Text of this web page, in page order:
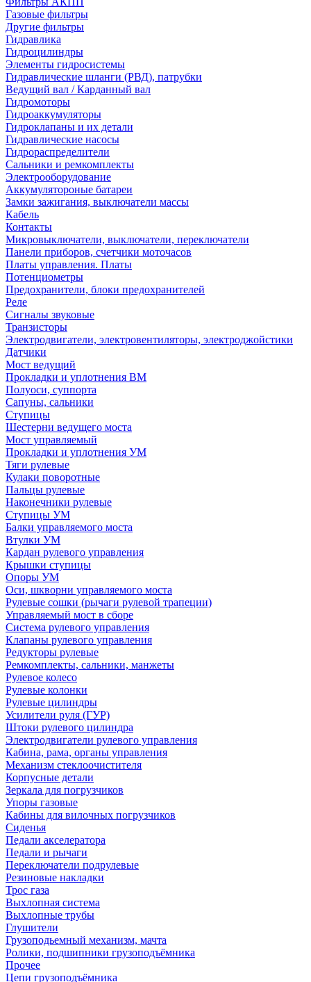
Газовые фильтры
Другие фильтры
Гидравлика
Гидроцилиндры
Элементы гидросистемы
Гидравлические шланги (РВД), патрубки
Ведущий вал / Карданный вал
Гидромоторы
Гидроаккумуляторы
Гидроклапаны и их детали
Гидравлические насосы
Гидрораспределители
Сальники и ремкомплекты
Электрооборудование
Аккумулятороные батареи
Замки зажигания, выключатели массы
Кабель
Контакты
Микровыключатели, выключатели, переключатели
Панели приборов, счетчики моточасов
Платы управления. Платы
Потенциометры
Предохранители, блоки предохранителей
Реле
Сигналы звуковые
Транзисторы
Электродвигатели, электровентиляторы, электроджойстики
Датчики
Мост ведущий
Прокладки и уплотнения ВМ
Полуоси, суппорта
Сапуны, сальники
Ступицы
Шестерни ведущего моста
Мост управляемый
Прокладки и уплотнения УМ
Тяги рулевые
Кулаки поворотные
Пальцы рулевые
Наконечники рулевые
Ступицы УМ
Балки управляемого моста
Втулки УМ
Кардан рулевого управления
Крышки ступицы
Опоры УМ
Оси, шкворни управляемого моста
Рулевые сошки (рычаги рулевой трапеции)
Управляемый мост в сборе
Система рулевого управления
Клапаны рулевого управления
Редукторы рулевые
Ремкомплекты, сальники, манжеты
Рулевое колесо
Рулевые колонки
Рулевые цилиндры
Усилители руля (ГУР)
Штоки рулевого цилиндра
Электродвигатели рулевого управления
Кабина, рама, органы управления
Механизм стеклоочистителя
Корпусные детали
Зеркала для погрузчиков
Упоры газовые
Кабины для вилочных погрузчиков
Сиденья
Педали акселератора
Педали и рычаги
Переключатели подрулевые
Резиновые накладки
Трос газа
Выхлопная система
Выхлопные трубы
Глушители
Грузоподьемный механизм, мачта
Ролики, подшипники грузоподъёмника
Прочее
Цепи грузоподъёмника